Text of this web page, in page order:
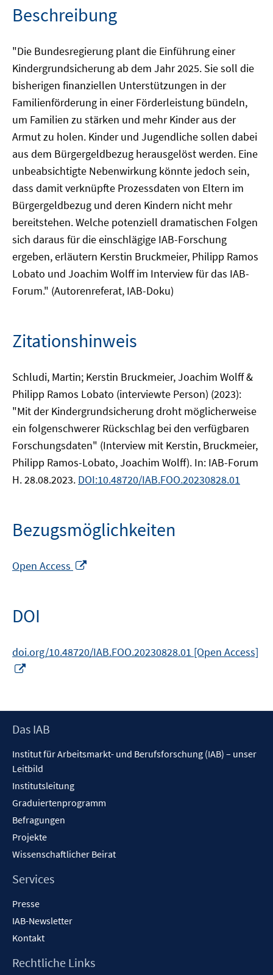
Beschreibung
"Die Bundesregierung plant die Einführung einer
Kindergrundsicherung ab dem Jahr 2025. Sie soll die
bisherigen finanziellen Unterstützungen in der
Familienförderung in einer Förderleistung bündeln,
um Familien zu stärken und mehr Kinder aus der
Armut zu holen. Kinder und Jugendliche sollen dabei
aus dem Bürgergeldbezug herausgelöst werden. Eine
unbeabsichtigte Nebenwirkung könnte jedoch sein,
dass damit verknüpfte Prozessdaten von Eltern im
Bürgergeldbezug und deren Kindern nicht mehr
bereitstehen. Welche potenziell dramatischen Folgen
sich daraus für die einschlägige IAB-Forschung
ergeben, erläutern Kerstin Bruckmeier, Philipp Ramos
Lobato und Joachim Wolff im Interview für das IAB-
Forum." (Autorenreferat, IAB-Doku)
Zitationshinweis
Schludi, Martin; Kerstin Bruckmeier, Joachim Wolff &
Philipp Ramos Lobato (interviewte Person) (2023):
"Mit der Kindergrundsicherung droht möglicherweise
ein folgenschwerer Rückschlag bei den verfügbaren
Forschungsdaten" (Interview mit Kerstin, Bruckmeier,
Philipp Ramos-Lobato, Joachim Wolff). In: IAB-Forum
H. 28.08.2023. DOI:10.48720/IAB.FOO.20230828.01
Bezugsmöglichkeiten
Open Access
DOI
doi.org/10.48720/IAB.FOO.20230828.01 [Open Access]
öffnen
Footer
Das IAB
Institut für Arbeitsmarkt- und Berufsforschung (IAB) – unser
Leitbild
Institutsleitung
Graduiertenprogramm
Befragungen
Projekte
Wissenschaftlicher Beirat
Services
Presse
IAB-Newsletter
Kontakt
Rechtliche Links